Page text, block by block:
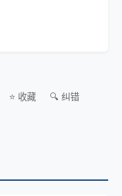
⭐ 收藏 🔍 纠错